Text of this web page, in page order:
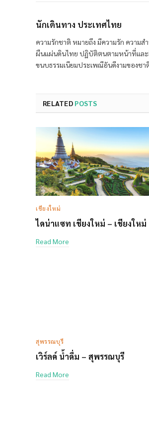
นักเดินทาง ประเทศไทย
ความรักชาติ หมายถึง มีความรัก ความ
ผืนแผ่นดินไทย ปฏิบัติตนตามหน้าที่และ
ขนบธรรมเนียมประเพณีอันดีงามของชา
RELATED POSTS
เชียงใหม่
ไดน่าแซท เชียงใหม่ – เชียงใหม่
Read More
สุพรรณบุรี
เวิร์ลค์ น้ำดื่ม – สุพรรณบุรี
Read More